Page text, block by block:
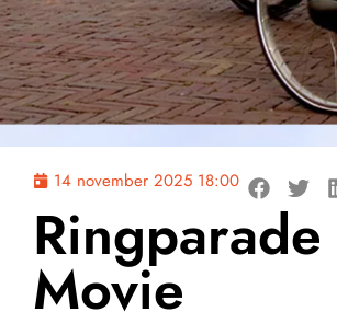
14 november 2025 18:00
Movie